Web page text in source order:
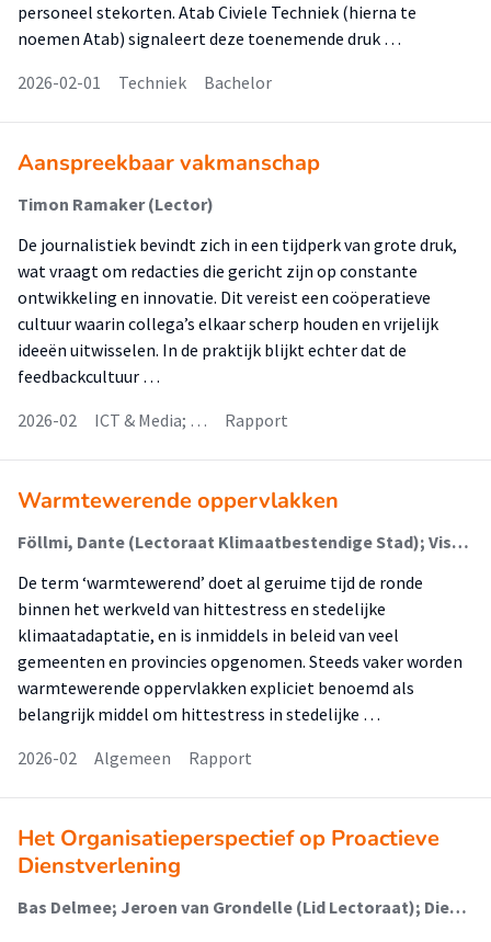
personeel stekorten. Atab Civiele Techniek (hierna te
noemen Atab) signaleert deze toenemende druk …
2026-02-01
Techniek Bachelor
Aanspreekbaar vakmanschap
Timon Ramaker (Lector)
De journalistiek bevindt zich in een tijdperk van grote druk,
wat vraagt om redacties die gericht zijn op constante
ontwikkeling en innovatie. Dit vereist een coöperatieve
cultuur waarin collega’s elkaar scherp houden en vrijelijk
ideeën uitwisselen. In de praktijk blijkt echter dat de
feedbackcultuur …
2026-02
ICT & Media; … Rapport
Warmtewerende oppervlakken​
Föllmi, Dante (Lectoraat Klimaatbestendige Stad); Vissers-Dortmans, Eefje; Meuldijk, Stefan; Valkenburg, Leon; Vogel, Maarten; Solcerova, Anna (Lectoraat Klimaatbestendige Stad); Sjerps, Joes (Lectoraat Klimaatbestendige Stad); Kluck, Jeroen (Lectoraat Klimaatbestendige Stad)
De term ‘warmtewerend’ doet al geruime tijd de ronde
binnen het werkveld van hittestress en stedelijke
klimaatadaptatie, en is inmiddels in beleid van veel
gemeenten en provincies opgenomen. Steeds vaker worden
warmtewerende oppervlakken expliciet benoemd als
belangrijk middel om hittestress in stedelijke …
2026-02
Algemeen Rapport
Het Organisatieperspectief op Proactieve
Dienstverlening
Bas Delmee; Jeroen van Grondelle (Lid Lectoraat); Dies Weijschedé